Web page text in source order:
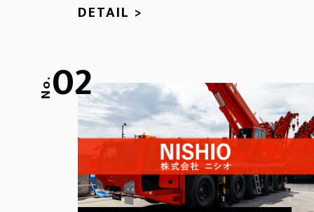
DETAIL >
No.02